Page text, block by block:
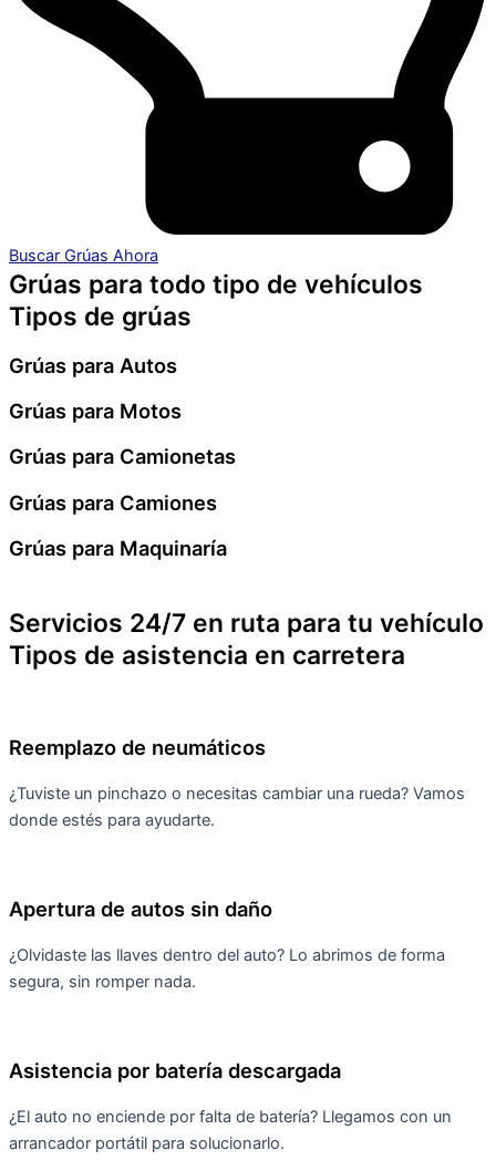
Buscar Grúas Ahora
Grúas para todo tipo de vehículos
Tipos de grúas
Grúas para Autos
Grúas para Motos
Grúas para Camionetas
Grúas para Camiones
Grúas para Maquinaría
Servicios 24/7 en ruta para tu vehículo
Tipos de asistencia en carretera
Reemplazo de neumáticos
¿Tuviste un pinchazo o necesitas cambiar una rueda? Vamos
donde estés para ayudarte.
Apertura de autos sin daño
¿Olvidaste las llaves dentro del auto? Lo abrimos de forma
segura, sin romper nada.
Asistencia por batería descargada
¿El auto no enciende por falta de batería? Llegamos con un
arrancador portátil para solucionarlo.